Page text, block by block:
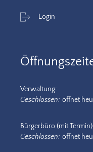
Login
Verwaltung:
Klicken, um weitere
Geschlossen: öffnet
Bürgerbüro (mit
Klicken, um weitere
Geschlossen: öffnet